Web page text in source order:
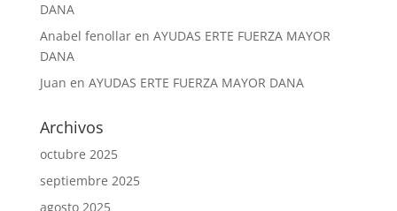
DANA
Anabel fenollaren AYUDAS ERTE FUERZA MAYOR
DANA
Juan en AYUDAS ERTE FUERZA MAYOR DANA
Archivos
octubre 2025
septiembre 2025
agosto 2025